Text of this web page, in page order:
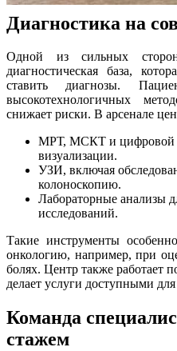
Диагностика на
Одной из сильных сторон
диагностическая база,
ставить диагнозы.
высокотехнологичных
снижает риски. В арсенале
МРТ, МСКТ и цифровой
визуализации.
УЗИ, включая
колоноскопию.
Лабораторные анализы
исследований.
Такие инструменты
онкологию, например, при
болях. Центр также
делает услуги доступными
Команда
стажем